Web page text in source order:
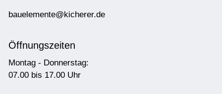
b l m nt k ch r r d
Öffnungszeiten
Montag - Donnerstag:
07.00 bis 17.00 Uhr